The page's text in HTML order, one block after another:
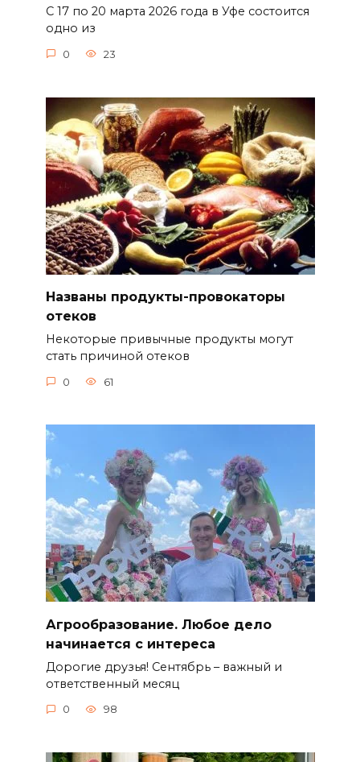
С 17 по 20 марта 2026 года в Уфе состоится
одно из
0 23
Названы продукты-провокаторы
отеков
Некоторые привычные продукты могут
стать причиной отеков
0 61
Агрообразование. Любое дело
начинается с интереса
Дорогие друзья! Сентябрь – важный и
ответственный месяц
0 98